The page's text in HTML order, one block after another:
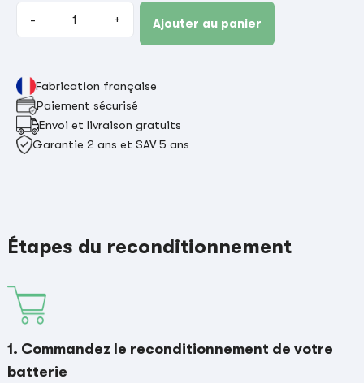
- + Ajouter au panier
Fabrication française
Paiement sécurisé
Envoi et livraison gratuits
Garantie 2 ans et SAV 5 ans
Étapes du reconditionnement
1. Commandez le reconditionnement de votre
batterie